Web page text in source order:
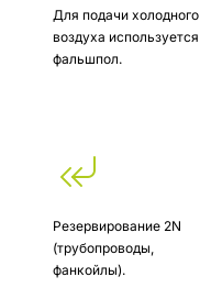
Для подачи холодного
воздуха используется
фальшпол.
Резервирование 2N
(трубопроводы,
фанкойлы).